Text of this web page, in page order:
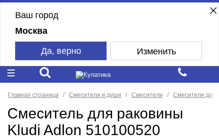
Ваш город
Москва
Да, верно Изменить
Главная страница Смесители и души Смесители Смесители для
Смеситель для раковины
Kludi Adlon 510100520